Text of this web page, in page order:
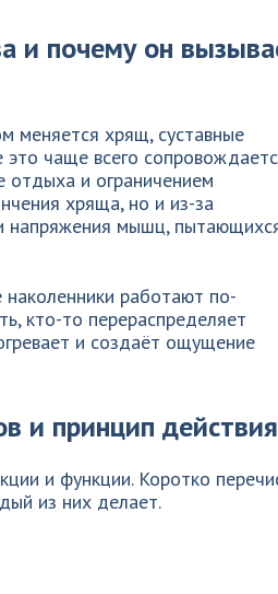
и почему он
меняется хрящ, суставные
чаще всего
отдыха и ограничением
хряща, но и из-за
и напряжения мышц,
работают по-
кто-то перераспределяет
и создаёт ощущение
и принцип действия
и функции. Коротко
из них делает.